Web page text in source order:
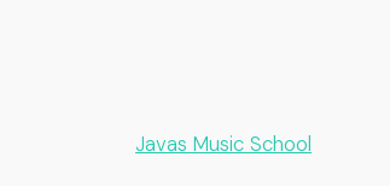
Javas Music School